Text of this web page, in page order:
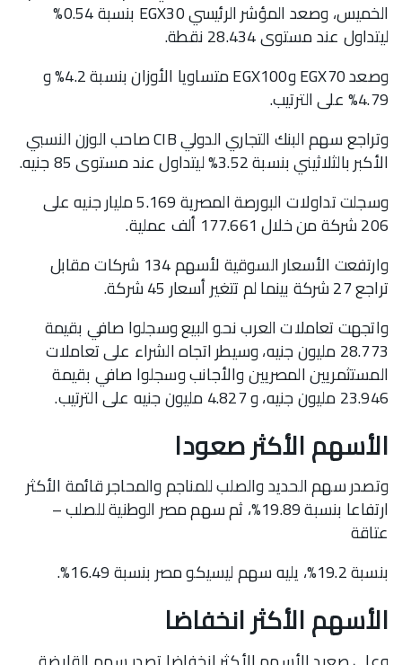
الخميس، وصعد المؤشر الرئيسي EGX30 بنسبة 0.54%
ليتداول عند مستوى 28.434 نقطة.
وصعد EGX70 وEGX100 متساويا الأوزان بنسبة 4.2% و
4.79% على الترتيب.
وتراجع سهم البنك التجاري الدولي CIB صاحب الوزن النسبي
الأكبر بالثلاثيني بنسبة 3.52% ليتداول عند مستوى 85 جنيه.
وسجلت تداولات البورصة المصرية 5.169 مليار جنيه على
206 شركة من خلال 177.661 ألف عملية.
وارتفعت الأسعار السوقية لأسهم 134 شركات مقابل
تراجع 27 شركة بينما لم تتغير أسعار 45 شركة.
واتجهت تعاملات العرب نحو البيع وسجلوا صافي بقيمة
28.773 مليون جنيه، وسيطر اتجاه الشراء على تعاملات
المستثمريين المصريين والأجانب وسجلوا صافي بقيمة
23.946 مليون جنيه، و 4.827 مليون جنيه على الترتيب.
الأسهم الأكثر صعودا
وتصدر سهم الحديد والصلب للمناجم والمحاجر قائمة الأكثر
ارتفاعا بنسبة 19.89%، ثم سهم مصر الوطنية للصلب –
عتاقة
بنسبة 19.2%، يليه سهم ليسيكو مصر بنسبة 16.49%.
الأسهم الأكثر انخفاضا